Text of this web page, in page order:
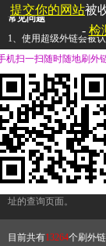
常见问题
1、使用超级外链会被
查询工具，模拟的是正
推广竞争对手的网址，
2、网站优化单纯依靠
链，需要结合普通的外
台交换友情链接。
3、如何使用超级外链
有频繁使用超级外链工
址的查询页面。
目前共有13264个刷外
提交你的网站被
- 检
机扫一扫随时随地刷外